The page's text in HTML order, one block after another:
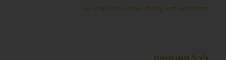
tips Renovation styling craft apartment אייטיז